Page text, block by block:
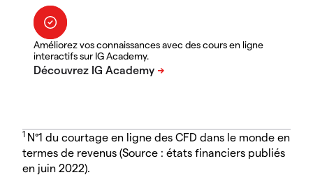
Améliorez vos connaissances avec des cours en ligne
interactifs sur IG Academy.
1 N°1 du courtage en ligne des CFD dans le monde en
termes de revenus (Source : états financiers publiés
en juin 2022).